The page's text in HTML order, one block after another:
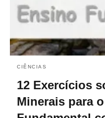
CIÊNCIAS
12 Exercícios
Minerais para